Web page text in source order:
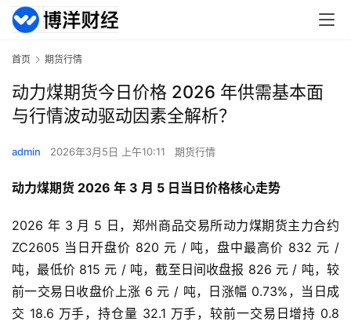
首页 期货行情
动力煤期货今日价格 2026 年供需基本面
与行情波动驱动因素全解析？
admin 2026年3月5日 上午10:11 期货行情
动力煤期货 2026 年 3 月 5 日当日价格核心走势
2026 年 3 月 5 日，郑州商品交易所动力煤期货主力合约
ZC2605 当日开盘价 820 元 / 吨，盘中最高价 832 元 /
吨，最低价 815 元 / 吨，截至日间收盘报 826 元 / 吨，较
前一交易日收盘价上涨 6 元 / 吨，日涨幅 0.73%，当日成
交 18.6 万手，持仓量 32.1 万手，较前一交易日增持 0.8